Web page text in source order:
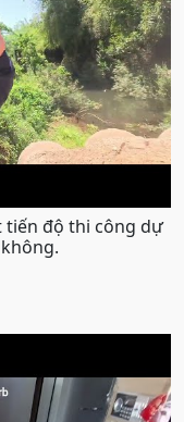
tiến độ thi công dự